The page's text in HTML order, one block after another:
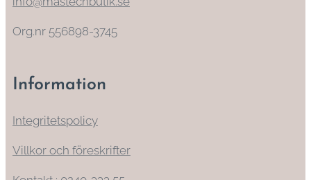
Org.nr 556898-3745
Information
Integritetspolicy
Villkor och föreskrifter